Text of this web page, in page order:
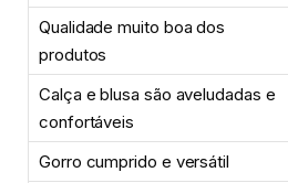
Qualidade muito boa dos
produtos
Calça e blusa são aveludadas e
confortáveis
Gorro cumprido e versátil